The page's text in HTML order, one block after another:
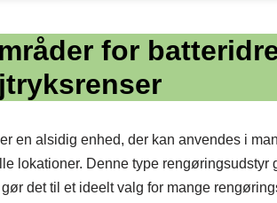
for
en alsidig enhed, der kan anvendes i
lokationer. Denne type rengøringsudstyr
det til et ideelt valg for mange